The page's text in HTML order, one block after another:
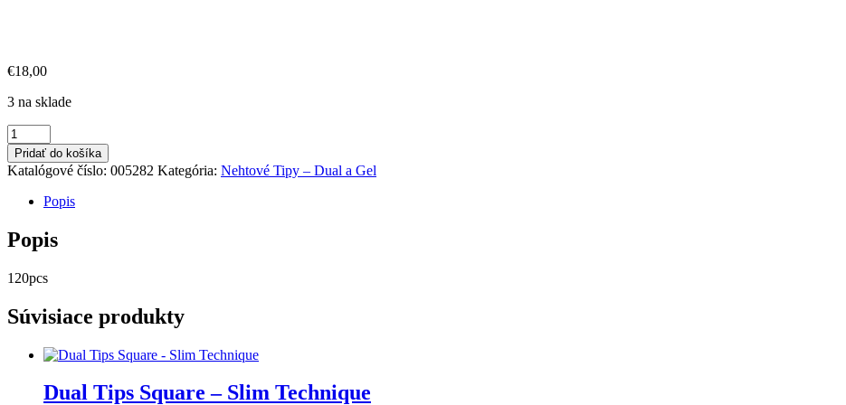
€18,00
3 na sklade
množstvo
Speed
Up
-
Dual
Gothic
Almond
Pridať do košíka
Katalógové číslo: 005282 Kategória: Nehtové Tipy – Dual a Gel
Popis
Popis
120pcs
Súvisiace produkty
Dual Tips Square – Slim Technique